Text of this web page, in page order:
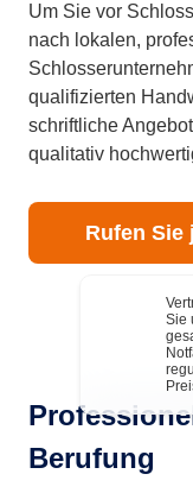
Um Sie vor
nach lokalen,
qualifizierten
schriftliche
qualitativ
Rufen Sie
Sie
Berufung